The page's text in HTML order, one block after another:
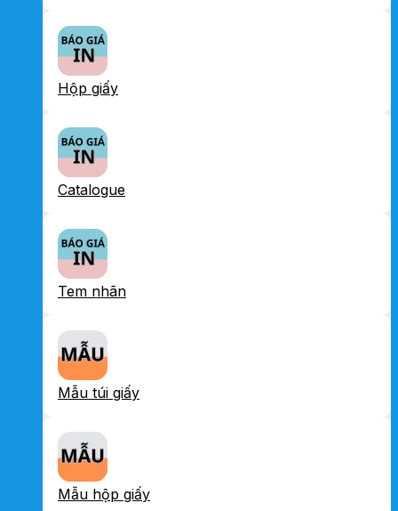
Hộp giấy
Catalogue
Tem nhãn
Mẫu túi giấy
Mẫu hộp giấy